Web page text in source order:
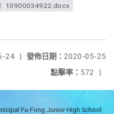
10900034922.docx
發佈日期： 2020-05-25
24
|
點擊率： 572 |
Fu-Fong Junior High School